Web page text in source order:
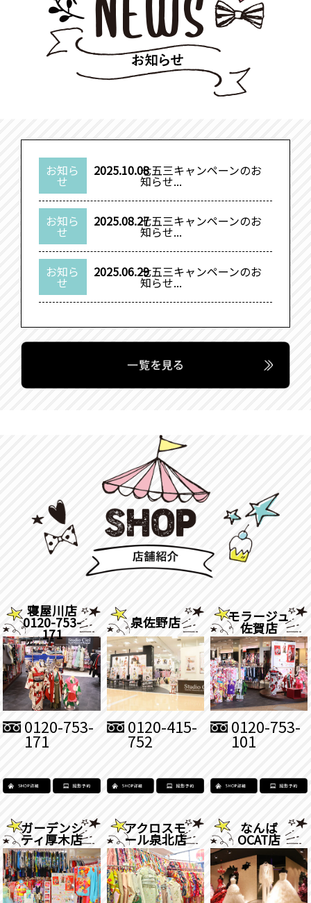
お知ら
せ
2025.10.08七五三キャンペーンのお
知らせ...
お知ら
せ
2025.08.27七五三キャンペーンのお
知らせ...
お知ら
せ
2025.06.29七五三キャンペーンのお
知らせ...
寝屋川店
0120-753-
171
0120-753-
171
泉佐野店
0120-415-
752
モラージュ
佐賀店
0120-753-
101
ガーデンシ
ティ厚木店
アクロスモ
ール泉北店
なんば
OCAT店